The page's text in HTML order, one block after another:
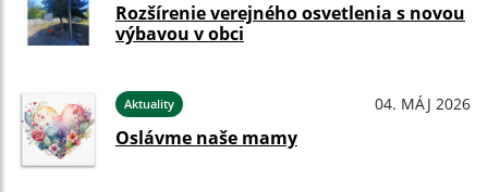
Rozšírenie verejného osvetlenia s novou
výbavou v obci
Aktuality 04. MÁJ 2026
Oslávme naše mamy